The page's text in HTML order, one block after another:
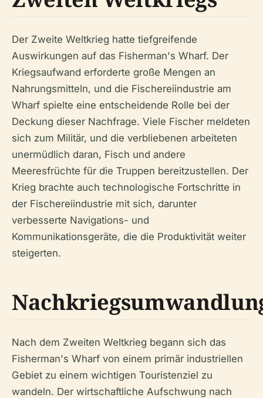
Der Zweite Weltkrieg hatte tiefgreifende
Auswirkungen auf das Fisherman's Wharf. Der
Kriegsaufwand erforderte große Mengen an
Nahrungsmitteln, und die Fischereiindustrie am
Wharf spielte eine entscheidende Rolle bei der
Deckung dieser Nachfrage. Viele Fischer meldeten
sich zum Militär, und die verbliebenen arbeiteten
unermüdlich daran, Fisch und andere
Meeresfrüchte für die Truppen bereitzustellen. Der
Krieg brachte auch technologische Fortschritte in
der Fischereiindustrie mit sich, darunter
verbesserte Navigations- und
Kommunikationsgeräte, die die Produktivität weiter
steigerten.
Nach dem Zweiten Weltkrieg begann sich das
Fisherman's Wharf von einem primär industriellen
Gebiet zu einem wichtigen Touristenziel zu
wandeln. Der wirtschaftliche Aufschwung nach